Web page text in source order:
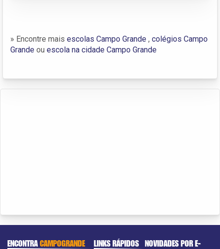
» Encontre mais escolas Campo Grande , colégios Campo
Grande ou escola na cidade Campo Grande
ENCONTRACAMPOGRANDE LINKS RÁPIDOS NOVIDADES POR E-